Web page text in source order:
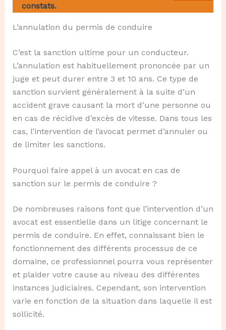
constats.
L’annulation du permis de conduire
C’est la sanction ultime pour un conducteur.
L’annulation est habituellement prononcée par un
juge et peut durer entre 3 et 10 ans. Ce type de
sanction survient généralement à la suite d’un
accident grave causant la mort d’une personne ou
en cas de récidive d’excès de vitesse. Dans tous les
cas, l’intervention de l’avocat permet d’annuler ou
de limiter les sanctions.
Pourquoi faire appel à un avocat en cas de
sanction sur le permis de conduire ?
De nombreuses raisons font que l’intervention d’un
avocat est essentielle dans un litige concernant le
permis de conduire. En effet, connaissant bien le
fonctionnement des différents processus de ce
domaine, ce professionnel pourra vous représenter
et plaider votre cause au niveau des différentes
instances judiciaires. Cependant, son intervention
varie en fonction de la situation dans laquelle il est
sollicité.